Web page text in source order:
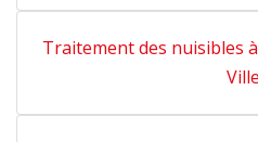
Traitement des nuisibles
Ville